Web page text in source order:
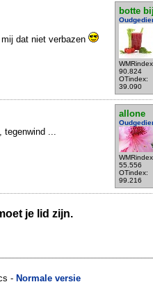
botte
90.824
OTindex:
39.090
dat niet verbazen
allone
55.556
OTindex:
99.216
tegenwind ...
je lid zijn.
- Normale versie